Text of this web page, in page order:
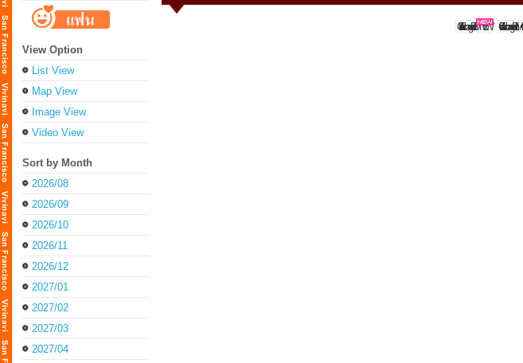
View Option
List View
Map View
Image View
Video View
Sort by Month
2026/08
2026/09
2026/10
2026/11
2026/12
2027/01
2027/02
2027/03
2027/04